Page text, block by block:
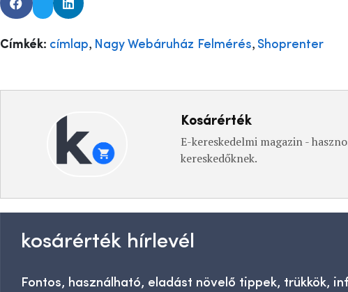
Címkék: címlap, Nagy Webáruház Felmérés, Shoprenter
Kosárérték
E-kereskedelmi magazin -
kereskedőknek.
kosárérték hírlevél
Fontos, használható, eladást növelő tippek, trükkök,